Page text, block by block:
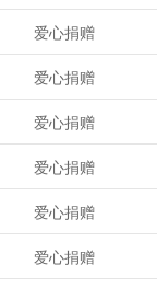
爱心捐赠
爱心捐赠
爱心捐赠
爱心捐赠
爱心捐赠
爱心捐赠